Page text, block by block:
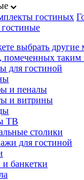
гостиных
выбрать другие
помеченных таким
для гостиной
и пеналы
и витрины
ТВ
столики
для гостиной
банкетки